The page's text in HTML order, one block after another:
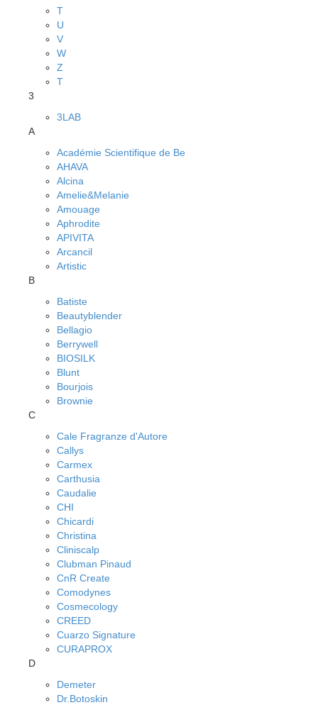
T
U
V
W
Z
Т
3
3LAB
A
Académie Scientifique de Be
AHAVA
Alcina
Amelie&Melanie
Amouage
Aphrodite
APIVITA
Arcancil
Artistic
B
Batiste
Beautyblender
Bellagio
Berrywell
BIOSILK
Blunt
Bourjois
Brownie
C
Cale Fragranze d'Autore
Callys
Carmex
Carthusia
Caudalie
CHI
Chicardi
Christina
Cliniscalp
Clubman Pinaud
CnR Create
Comodynes
Cosmecology
CREED
Cuarzo Signature
CURAPROX
D
Demeter
Dr.Botoskin